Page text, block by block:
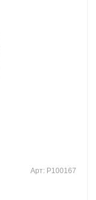
Арт: P100167